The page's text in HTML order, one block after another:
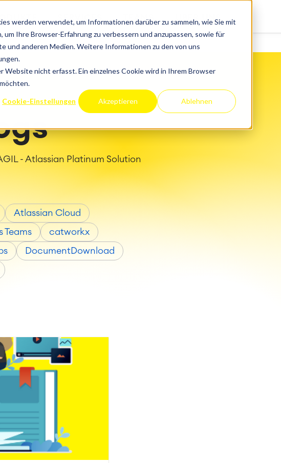
werden verwendet, um Informationen darüber zu sammeln, wie Sie mit
Ihre Browser-Erfahrung zu verbessern und anzupassen, sowie für
und anderen Medien. Weitere Informationen zu den von uns
nicht erfasst. Ein einzelnes Cookie wird in Ihrem Browser
Cookie-Einstellungen Akzeptieren Ablehnen
DevOps
Management
Dokumentation
Zusammenarbeit
Enterprise Wiki
Meetings
Virtual Office
Management Jira Align
SERVICES
Performance Optimierung
TEAMS
Automotive
Retail
Finanzmarkt
Beschaffung Staatliche und lokale Behörden
ÜBER UNS
- Atlassian Platinum Solution
Atlassian Cloud
Teams catworkx
DocumentDownload